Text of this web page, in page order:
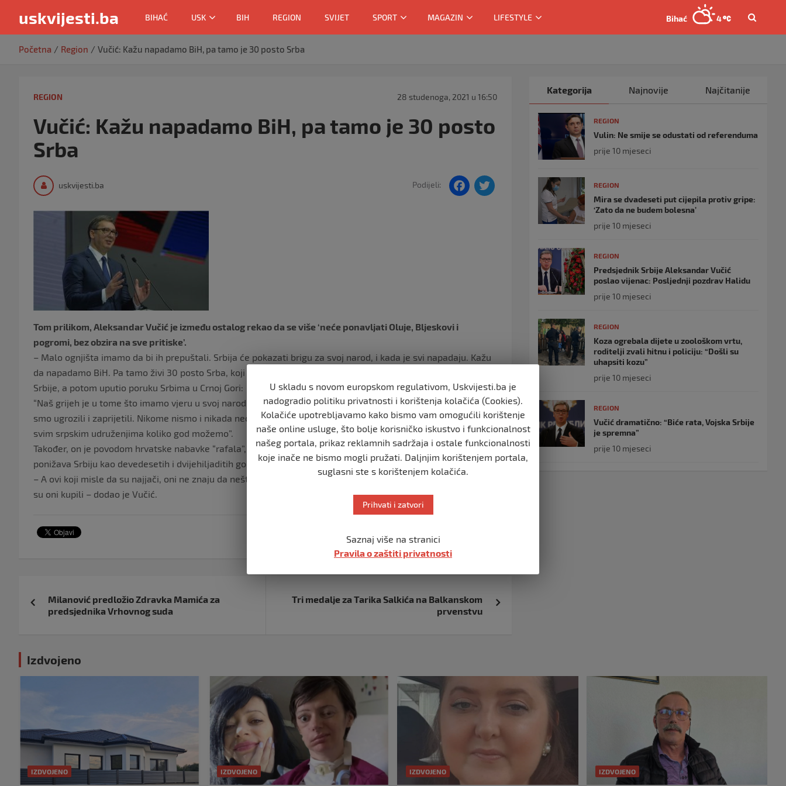
uskvijesti.ba BIHAĆ USK BIH REGION SVIJET SPORT MAGAZIN LIFESTYLE Bihać 4
Početna Region Vučić: Kažu napadamo BiH, pa tamo je 30 posto Srba
REGION 28 studenoga, 2021 u 16:50
Vučić: Kažu napadamo BiH, pa tamo je 30 posto
Srba
uskvijesti.ba Podijeli:
F
Tom prilikom, Aleksandar Vučić je između ostalog rekao da se više ‘neće ponavljati Oluje, Bljeskovi i
pogromi, bez obzira na sve pritiske’.
– Malo ognjišta imamo da bi ih prepuštali. Srbija će pokazati brigu za svoj narod, i kada je svi napadaju. Kažu
da napadamo BiH. Pa tamo živi 30 posto Srba, koji se ne stide da kažu što su Srbi – rekao je predsjednik
Srbije, a potom uputio poruku Srbima u Crnoj Gori:
“Naš grijeh je u tome što imamo vjeru u svoj narod, svoje pismo. U tome što se ne stidimo što smo Srbi. Koga
smo ugrozili i zaprijetili. Nikome nismo i nikada nećemo. Nećemo se stidjeti Srba u Crnoj Gori, i pomagaćemo
svim srpskim udruženjima koliko god možemo”.
Također, on je povodom hrvatske nabavke “rafala”, rekao da Srbija jača vojsku kako više niko ne bi mogao da
ponižava Srbiju kao devedesetih i dvijehiljaditih godina.
– A ovi koji misle da su najjači, oni ne znaju da nešto uskoro stiže u Srbiju, a mnogo prije će stići nego to što
su oni kupili – dodao je Vučić.
objava
Milanović predložio Zdravka Mamića za
predsjednika Vrhovnog suda
Tri medalje za Tarika Salkića na Balkanskom
prvenstvu
Kategorija Najnovije Najčitanije
REGION
Vulin: Ne smije se odustati od referenduma
prije 10 mjeseci
REGION
Mira se dvadeseti put cijepila protiv gripe:
‘Zato da ne budem bolesna’
prije 10 mjeseci
REGION
Predsjednik Srbije Aleksandar Vučić
poslao vijenac: Posljednji pozdrav Halidu
prije 10 mjeseci
REGION
Koza ogrebala dijete u zoološkom vrtu,
roditelji zvali hitnu i policiju: “Došli su
uhapsiti kozu”
prije 10 mjeseci
REGION
Vučić dramatično: “Biće rata, Vojska Srbije
je spremna”
prije 10 mjeseci
Izdvojeno
IZDVOJENO IZDVOJENO IZDVOJENO IZDVOJENO
U skladu s novom europskom regulativom, Uskvijesti.ba je
nadogradio politiku privatnosti i korištenja kolačića (Cookies).
Kolačiće upotrebljavamo kako bismo vam omogućili korištenje
naše online usluge, što bolje korisničko iskustvo i funkcionalnost
našeg portala, prikaz reklamnih sadržaja i ostale funkcionalnosti
koje inače ne bismo mogli pružati. Daljnjim korištenjem portala,
suglasni ste s korištenjem kolačića.
Prihvati i zatvori
Saznaj više na stranici
Pravila o zaštiti privatnosti